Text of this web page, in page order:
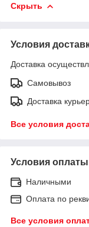
Скрыть
Условия
Доставка
Самовывоз
Доставка
Все условия
Условия оплаты
Наличными
Оплата по
Все условия